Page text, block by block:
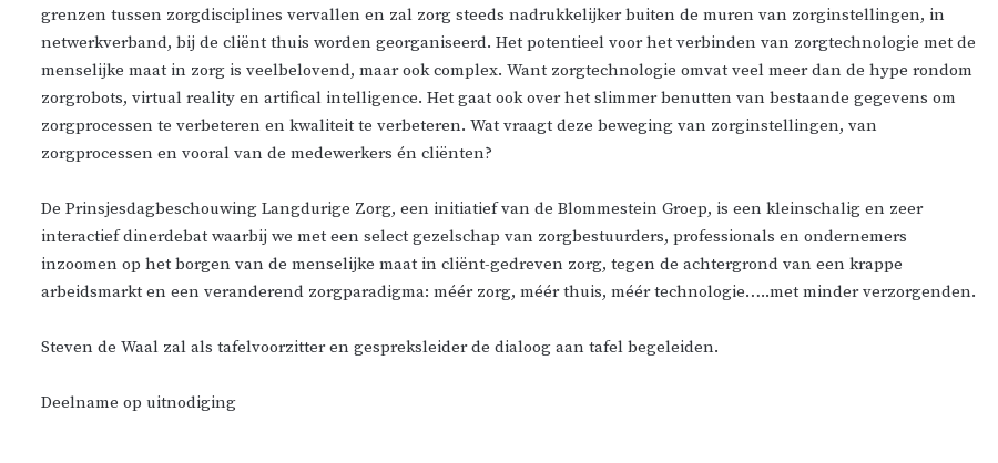
grenzen tussen zorgdisciplines vervallen en zal zorg steeds nadrukkelijker buiten de muren van zorginstellingen, in
netwerkverband, bij de cliënt thuis worden georganiseerd. Het potentieel voor het verbinden van zorgtechnologie met de
menselijke maat in zorg is veelbelovend, maar ook complex. Want zorgtechnologie omvat veel meer dan de hype rondom
zorgrobots, virtual reality en artifical intelligence. Het gaat ook over het slimmer benutten van bestaande gegevens om
zorgprocessen te verbeteren en kwaliteit te verbeteren. Wat vraagt deze beweging van zorginstellingen, van
zorgprocessen en vooral van de medewerkers én cliënten?
De Prinsjesdagbeschouwing Langdurige Zorg, een initiatief van de Blommestein Groep, is een kleinschalig en zeer
interactief dinerdebat waarbij we met een select gezelschap van zorgbestuurders, professionals en ondernemers
inzoomen op het borgen van de menselijke maat in cliënt-gedreven zorg, tegen de achtergrond van een krappe
arbeidsmarkt en een veranderend zorgparadigma: méér zorg, méér thuis, méér technologie…..met minder verzorgenden.
Steven de Waal zal als tafelvoorzitter en gespreksleider de dialoog aan tafel begeleiden.
Deelname op uitnodiging